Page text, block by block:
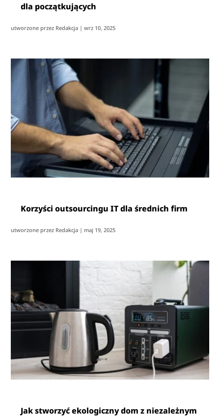
dla początkujących
utworzone przez Redakcja |wrz 10, 2025
Korzyści outsourcingu IT dla średnich firm
utworzone przez Redakcja | maj 19, 2025
Jak stworzyć ekologiczny dom z niezależnym